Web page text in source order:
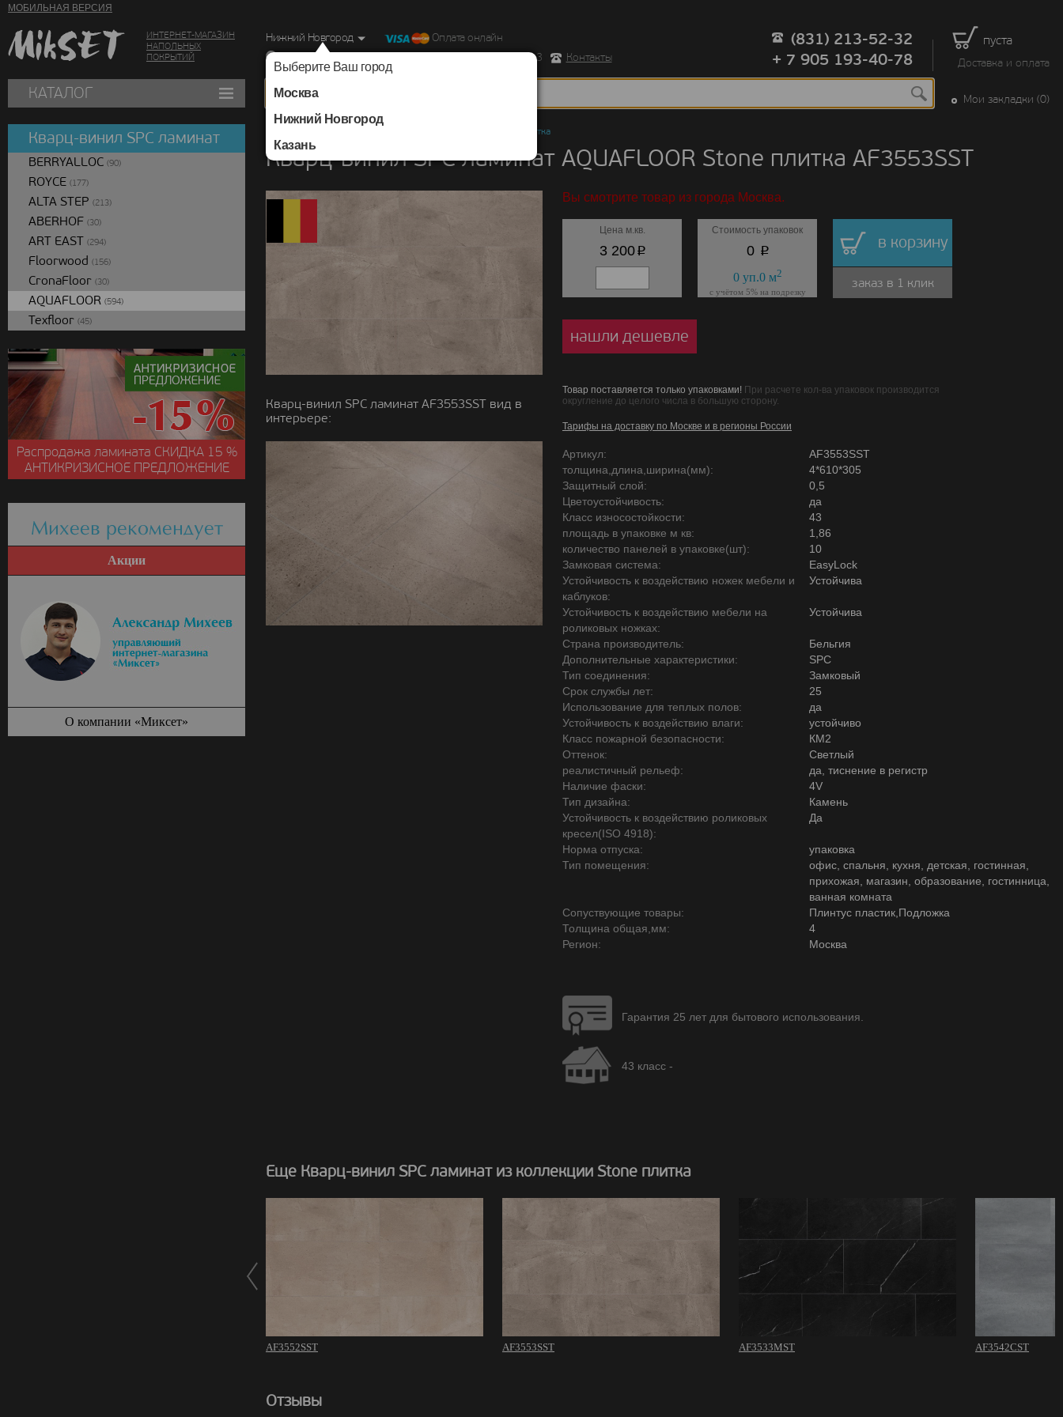
МОБИЛЬНАЯ ВЕРСИЯ
ИНТЕРНЕТ-МАГАЗИН
НАПОЛЬНЫХ
ПОКРЫТИЙ
пуста
Доставка и оплата
Нижний Новгород
Выберите Ваш город
Москва
Нижний Новгород
Казань
Оплата онлайн
г. Нижний Новгород, Ул. Республиканская д.43 корпус 3
Контакты
(831) 213-52-32
+ 7 905 193-40-78
КАТАЛОГ Мои закладки (0)
Stone плитка
Кварц-винил SPC ламинат AQUAFLOOR Stone плитка AF3553SST
Кварц-винил SPC ламинат AF3553SST вид в
интерьере:
Вы смотрите товар из города Москва.
Цена м.кв.
3 200p
Стоимость упаковок
0 p
0уп.0м2
с учётом 5% на подрезку
в корзину
заказ в 1 клик
нашли дешевле
Товар поставляется только упаковками! При расчете кол-ва упаковок производится
округление до целого числа в большую сторону.
Тарифы на доставку по Москве и в регионы России
Артикул:
AF3553SST
толщина,длина,ширина(мм):
4*610*305
Защитный слой:
0,5
Цветоустойчивость:
да
Класс износостойкости:
43
площадь в упаковке м кв:
1,86
количество панелей в упаковке(шт):
10
Замковая система:
EasyLock
Устойчивость к воздействию ножек мебели и
каблуков:
Устойчива
Устойчивость к воздействию мебели на
роликовых ножках:
Устойчива
Страна производитель:
Бельгия
Дополнительные характеристики:
SPC
Тип соединения:
Замковый
Срок службы лет:
25
Использование для теплых полов:
да
Устойчивость к воздействию влаги:
устойчиво
Класс пожарной безопасности:
КМ2
Оттенок:
Светлый
реалистичный рельеф:
да, тиснение в регистр
Наличие фаски:
4V
Тип дизайна:
Камень
Устойчивость к воздействию роликовых
кресел(ISO 4918):
Да
Норма отпуска:
упаковка
Тип помещения:
офис, спальня, кухня, детская, гостинная,
прихожая, магазин, образование, гостинница,
ванная комната
Сопуствующие товары:
Плинтус пластик,Подложка
Толщина общая,мм:
4
Регион:
Москва
Гарантия 25 лет для бытового использования.
43 класс -
Еще Кварц-винил SPC ламинат из коллекции Stone плитка
AF3552SST AF3553SST AF3533MST AF3542CST
Отзывы
Кварц-винил SPC ламинат
BERRYALLOC (90)
ROYCE (177)
ALTA STEP (213)
ABERHOF (30)
ART EAST (294)
Floorwood (156)
CronaFloor (30)
AQUAFLOOR (594)
Texfloor (45)
Распродажа ламината СКИДКА15 %
АНТИКРИЗИСНОЕ ПРЕДЛОЖЕНИЕ
Михеев рекомендует
Акции
О компании «Миксет»